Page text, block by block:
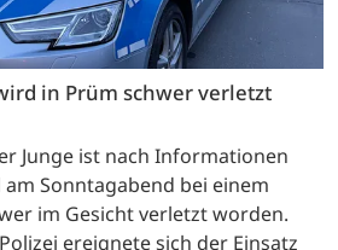
in Prüm schwer verletzt
Junge ist nach Informationen
Sonntagabend bei einem
im Gesicht verletzt worden.
ereignete sich der Einsatz